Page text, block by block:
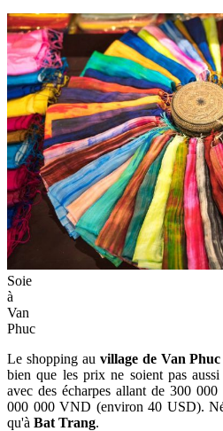
Soie
à
Van
Phuc
Le shopping au village de Van Phuc
bien que les prix ne soient pas
avec des écharpes allant de 300
000 000 VND (environ 40 USD).
qu'à Bat Trang.